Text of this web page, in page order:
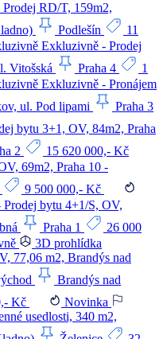
Prodej RD/T, 159m2,
Podlešín
11
Exkluzivně - Prodej
Vitošská
Praha 4
1
Exkluzivně - Pronájem
ul. Pod lipami
Praha 3
bytu 3+1, OV, 84m2, Praha
2
15 620 000,- Kč
69m2, Praha 10 -
9 500 000,- Kč
bytu 4+1/S, OV,
Praha 1
26 000
3D prohlídka
77,06 m2, Brandýs nad
Brandýs nad
Kč
Novinka
usedlosti, 340 m2,